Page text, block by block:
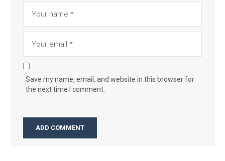
Save my name, email, and website in this browser for
the next time I comment.